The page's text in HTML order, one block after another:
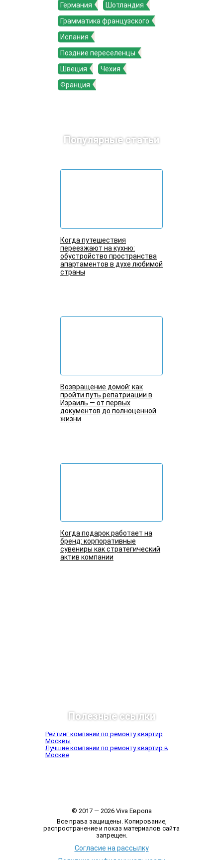
Германия
Шотландия
Грамматика французского
Испания
Поздние переселенцы
Швеция
Чехия
Франция
Популярные статьи
Когда путешествия
переезжают на кухню:
обустройство пространства
апартаментов в духе любимой
страны
Возвращение домой: как
пройти путь репатриации в
Израиль — от первых
документов до полноценной
жизни
Когда подарок работает на
бренд: корпоративные
сувениры как стратегический
актив компании
Полезные ссылки
Рейтинг компаний по ремонту квартир
Москвы
Лучшие компании по ремонту квартир в
Москве
© 2017 — 2026 Viva Европа
Все права защищены. Копирование,
распространение и показ материалов сайта
запрещен.
Согласие на рассылку